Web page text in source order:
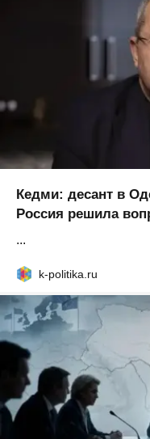
Кедми: десант в
Россия решила
...
k-politika.ru